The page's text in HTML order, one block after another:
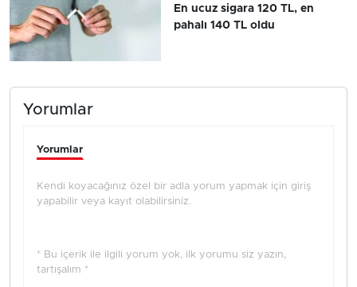
En ucuz sigara 120 TL, en
pahalı 140 TL oldu
Yorumlar
Yorumlar
Kendi koyacağınız özel bir adla yorum yapmak için giriş
yapabilir veya kayıt olabilirsiniz.
* Bu içerik ile ilgili yorum yok, ilk yorumu siz yazın,
tartışalım *